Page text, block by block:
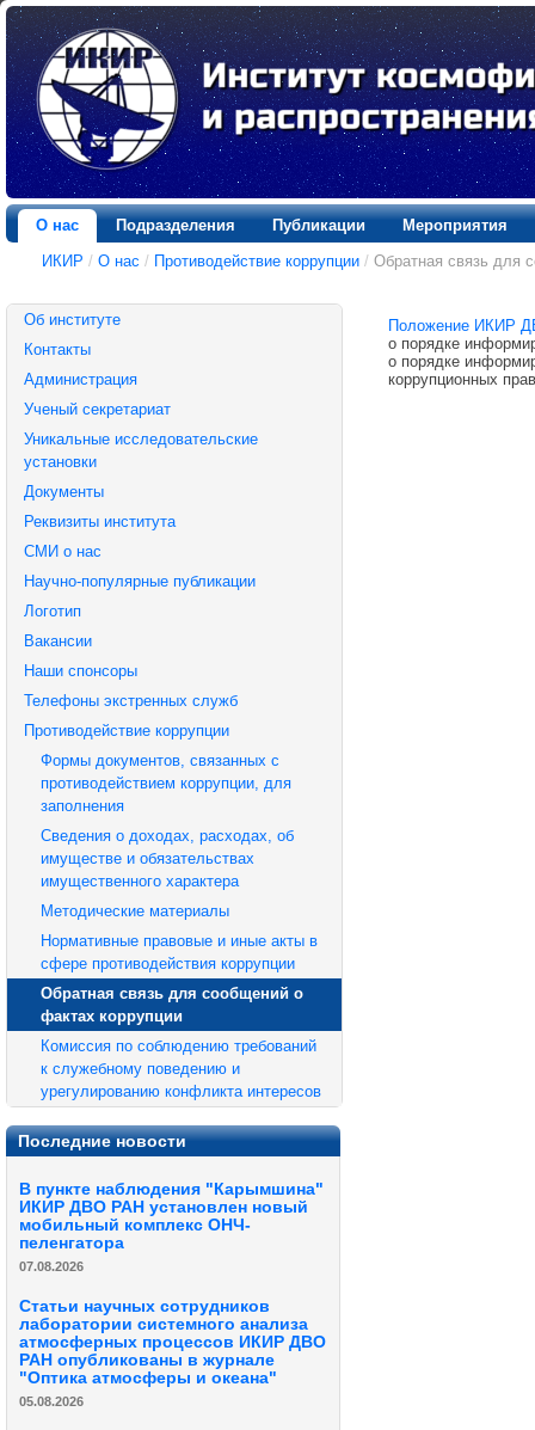
О нас Подразделения Публикации
Мероприятия
ИКИР / О нас / Противодействие коррупции / Обратная связь для
Об институте
Контакты
Администрация
Ученый секретариат
Уникальные исследовательские
установки
Документы
Реквизиты института
СМИ о нас
Научно-популярные публикации
Логотип
Вакансии
Наши спонсоры
Телефоны экстренных служб
Противодействие коррупции
Формы документов, связанных с
противодействием коррупции, для
заполнения
Сведения о доходах, расходах, об
имуществе и обязательствах
имущественного характера
Методические материалы
Нормативные правовые и иные акты в
сфере противодействия коррупции
Обратная связь для сообщений о
фактах коррупции
Комиссия по соблюдению требований
к служебному поведению и
урегулированию конфликта интересов
Последние новости
В пункте наблюдения "Карымшина"
ИКИР ДВО РАН установлен новый
мобильный комплекс ОНЧ-
пеленгатора
07.08.2026
Статьи научных сотрудников
лаборатории системного анализа
атмосферных процессов ИКИР ДВО
РАН опубликованы в журнале
"Оптика атмосферы и океана"
05.08.2026
Положение ИКИР
о порядке
о порядке
коррупционных